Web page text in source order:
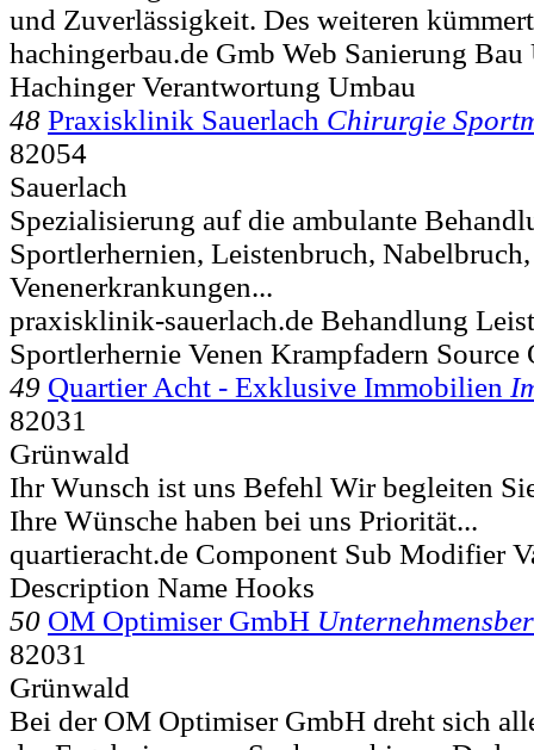
und Zuverlässigkeit. Des weiteren
hachingerbau.de Gmb Web Sanierung
Hachinger Verantwortung Umbau
48 Praxisklinik Sauerlach Chirurgie
82054
Sauerlach
Spezialisierung auf die ambulante
Sportlerhernien, Leistenbruch,
Venenerkrankungen...
praxisklinik-sauerlach.de Behandlung
Sportlerhernie Venen Krampfadern Source
49 Quartier Acht - Exklusive Immobilien
82031
Grünwald
Ihr Wunsch ist uns Befehl Wir begleiten
Ihre Wünsche haben bei uns Priorität...
quartieracht.de Component Sub Modifier
Description Name Hooks
50 OM Optimiser GmbH
82031
Grünwald
Bei der OM Optimiser GmbH dreht sich